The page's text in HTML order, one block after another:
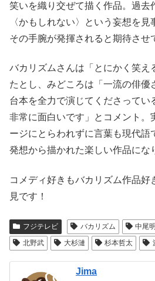
笑いを織り交ぜて描く作品。過去
〈かもしれない〉という妄想を見
その手腕が発揮されると期待させ
バカリズムさんは「とにかく笑え
たとし、みどころは「一流の俳優
台本を全力で演じてくださってい
非常に面白いです」とコメント。
ージにとらわれずに言葉も現代語
発想から描かれた楽しい作品にな
コメディ好きもバカリズム作品好
見です！
フジテレビ バカリズム 中尾
北野武
大杉漣 杉本哲太
Jima